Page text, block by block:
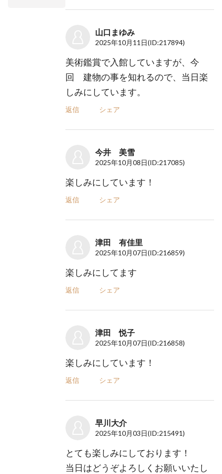
山口まゆみ
2025年10月11日(ID:217894)
美術鑑賞で入館していますが、今
回 建物の事を知れるので、当日楽
しみにしています。
返信 シェア
今井 美雪
2025年10月08日(ID:217085)
楽しみにしています！
返信 シェア
津田 有佳里
2025年10月07日(ID:216859)
楽しみにしてます
返信 シェア
津田 悦子
2025年10月07日(ID:216858)
楽しみにしています！
返信 シェア
早川大介
2025年10月03日(ID:215491)
とても楽しみにしております！
当日はどうぞよろしくお願いいたし